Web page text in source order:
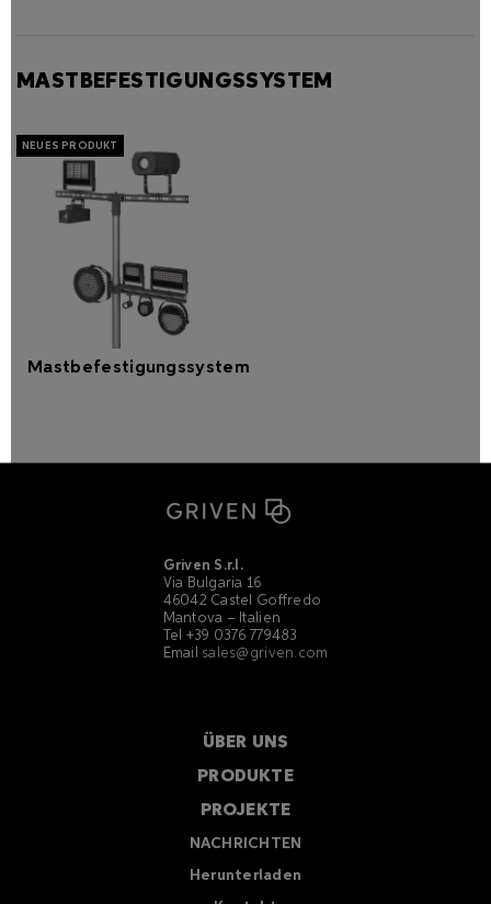
MASTBEFESTIGUNGSSYSTEM
Mastbefestigungssystem
Griven S.r.l.
Via Bulgaria 16
46042 Castel Goffredo
Mantova – Italien
Tel +39 0376 779483
Email sales@griven.com
ÜBER UNS
PRODUKTE
PROJEKTE
NACHRICHTEN
Herunterladen